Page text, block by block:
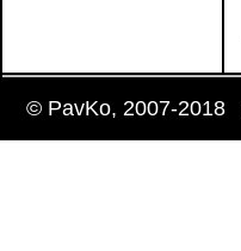
© PavKo, 2007-2018